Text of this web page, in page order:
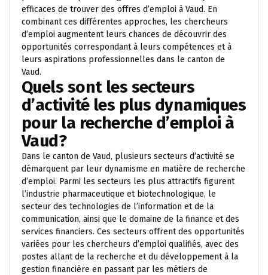
efficaces de trouver des offres d’emploi à Vaud. En
combinant ces différentes approches, les chercheurs
d’emploi augmentent leurs chances de découvrir des
opportunités correspondant à leurs compétences et à
leurs aspirations professionnelles dans le canton de
Vaud.
Quels sont les secteurs
d’activité les plus dynamiques
pour la recherche d’emploi à
Vaud?
Dans le canton de Vaud, plusieurs secteurs d’activité se
démarquent par leur dynamisme en matière de recherche
d’emploi. Parmi les secteurs les plus attractifs figurent
l’industrie pharmaceutique et biotechnologique, le
secteur des technologies de l’information et de la
communication, ainsi que le domaine de la finance et des
services financiers. Ces secteurs offrent des opportunités
variées pour les chercheurs d’emploi qualifiés, avec des
postes allant de la recherche et du développement à la
gestion financière en passant par les métiers de